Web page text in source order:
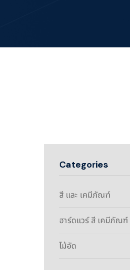
Categories
สี และ เคมีภัณฑ์
ฮาร์ดแวร์ สี เคมีภัณฑ์
ไม้อัด